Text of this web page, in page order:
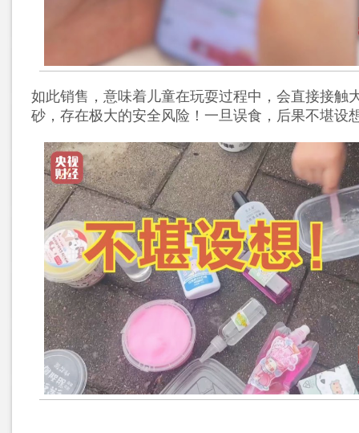
如此销售，意味着儿童在玩耍过程中，会直接接触
砂，存在极大的安全风险！一旦误食，后果不堪设